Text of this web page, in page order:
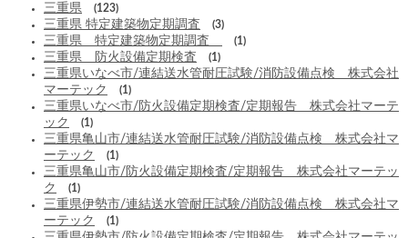
三重県 (123)
三重県 特定建築物定期調査 (3)
三重県 特定建築物定期調査 (1)
三重県 防火設備定期検査 (1)
三重県いなべ市/連結送水管耐圧試験/消防設備点検 株式会社
マーテック
(1)
三重県いなべ市/防火設備定期検査/定期報告 株式会社マーテ
ック
(1)
三重県亀山市/連結送水管耐圧試験/消防設備点検 株式会社マ
ーテック
(1)
三重県亀山市/防火設備定期検査/定期報告 株式会社マーテッ
ク
(1)
三重県伊勢市/連結送水管耐圧試験/消防設備点検 株式会社マ
ーテック
(1)